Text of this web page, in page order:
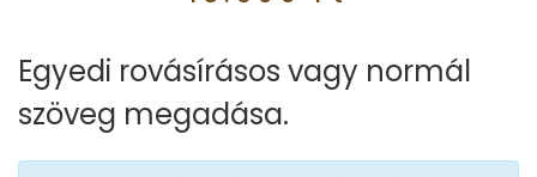
Egyedi rovásírásos vagy normál
szöveg megadása.